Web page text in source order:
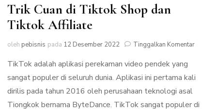
Trik Cuan di Tiktok Shop dan
Tiktok Affiliate
oleh pebisnis pada 12 Desember 2022 Tinggalkan Komentarpada
di
Tiktok
dan
TikTok adalah aplikasi perekaman video pendek yang
sangat populer di seluruh dunia. Aplikasi ini pertama kali
dirilis pada tahun 2016 oleh perusahaan teknologi asal
Tiongkok bernama ByteDance. TikTok sangat populer di